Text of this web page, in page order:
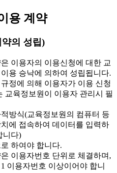
용 계약
의 성립)
이용자의 이용신청에 대한 교
용 승낙에 의하여 성립됩니다.
정에 의해 이용자가 이용 신청
교육정보원이 이용자 관리시 필
방식(교육정보원의 컴퓨터 등
에 접속하여 데이터를 입력하
니다)
하여야 합니다.
이용자번호 단위로 체결하며,
이용자번호 이상이어야 합니